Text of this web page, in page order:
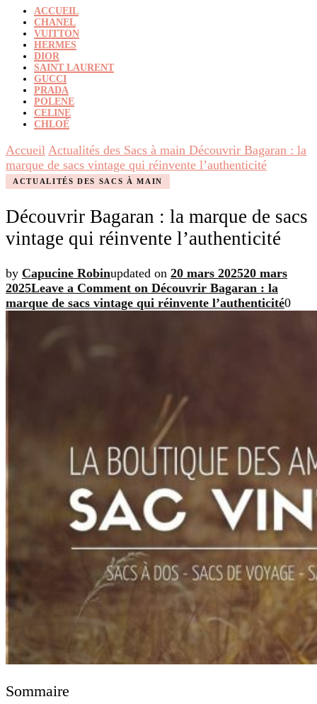
ACCUEIL
CHANEL
VUITTON
HERMES
DIOR
SAINT LAURENT
GUCCI
PRADA
POLENE
CELINE
CHLOÉ
Accueil Actualités des Sacs à main Découvrir Bagaran : la
marque de sacs vintage qui réinvente l’authenticité
ACTUALITÉS DES SACS À MAIN
Découvrir Bagaran : la marque de sacs
vintage qui réinvente l’authenticité
by Capucine Robinupdated on 20 mars 202520 mars
2025Leave a Comment on Découvrir Bagaran : la
marque de sacs vintage qui réinvente l’authenticité0
Sommaire